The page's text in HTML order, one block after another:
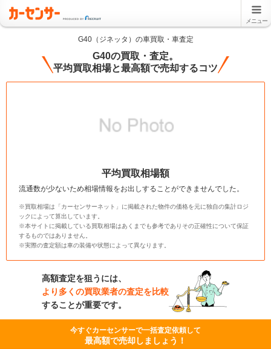
メニュー
G40（ジネッタ）の車買取・車査定
G40の買取・査定。
平均買取相場と最高額で売却するコツ
平均買取相場額
流通数が少ないため相場情報をお出しすることができませんでした。
※買取相場は「カーセンサーネット」に掲載された物件の価格を元に独自の集計ロジ
ックによって算出しています。
※本サイトに掲載している買取相場はあくまでも参考でありその正確性について保証
するものではありません。
※実際の査定額は車の装備や状態によって異なります。
高額査定を狙うには、
より多くの買取業者の査定を比較
することが重要です。
今すぐカーセンサーで一括査定依頼して
最高額で売却しましょう！